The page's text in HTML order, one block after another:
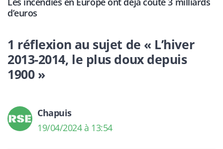
d’euros
1 réflexion au sujet de « L’hiver
2013-2014, le plus doux depuis
1900 »
Chapuis
19/04/2024 à 13:54